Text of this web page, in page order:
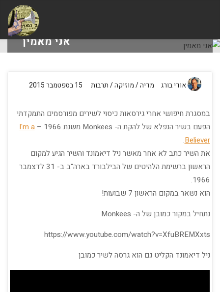
אודי
בורג
אני מאמין
בית
תקשורת מדיה אני מאמין
אודי בורג מדיה/ מוזיקה/ תרבות 15 בספטמבר 2015
במסגרת חיפושי אחרי גירסאות כיסוי לשירים מפורסמים התמקדתי
הפעם בשיר הנפלא של להקת ה- Monkees משנת 1966 –
I'm a
Believer
.
את השיר כתב לא אחר מאשר ניל דיאמונד והשיר הגיע למקום
הראשון ברשימת הלהיטים של הבילבורד בארה"ב ב- 31 לדצמבר
1966.
הוא נשאר במקום הראשון 7 שבועות!
נתחיל במקור כמובן של ה- Monkees
https://www.youtube.com/watch?v=XfuBREMXxts
ניל דיאמונד הקליט גם הוא גרסה לשיר כמובן